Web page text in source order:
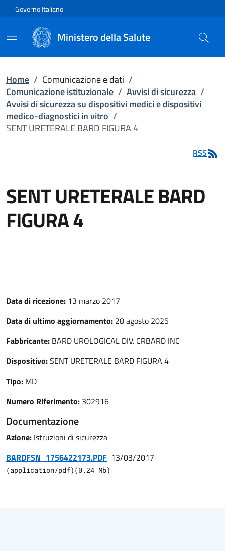
Vai direttamente al contenuto
Governo Italiano
Ministero della Salute
Home / Comunicazione e dati /
Comunicazione istituzionale / Avvisi di sicurezza /
Avvisi di sicurezza su dispositivi medici e dispositivi
medico-diagnostici in vitro /
SENT URETERALE BARD FIGURA 4
RSS
SENT URETERALE BARD
FIGURA 4
Data di ricezione: 13 marzo 2017
Data di ultimo aggiornamento: 28 agosto 2025
Fabbricante: BARD UROLOGICAL DIV. CRBARD INC
Dispositivo:SENT URETERALE BARD FIGURA 4
Tipo: MD
Numero Riferimento: 302916
Documentazione
Azione: Istruzioni di sicurezza
BARDFSN_1756422173.PDF 13/03/2017
(application/pdf) (0.24 Mb)